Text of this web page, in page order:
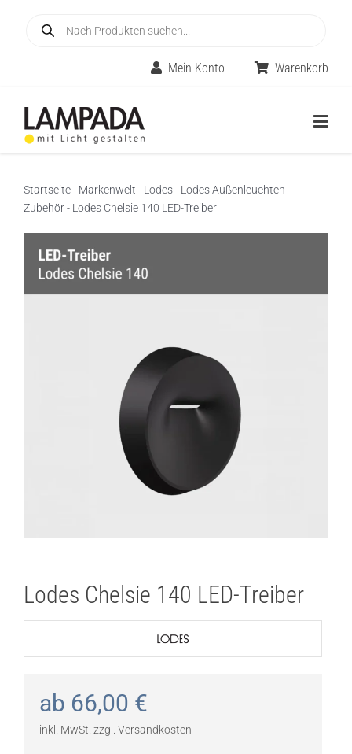
search
Mein Konto Warenkorb
Online-Shop
Innenleuchten
Räume
Startseite- Markenwelt - Lodes- Lodes Außenleuchten -
Zubehör- Lodes Chelsie 140 LED-Treiber
Lodes Chelsie 140 LED-Treiber
ab 66,00 €
inkl. MwSt. zzgl. Versandkosten